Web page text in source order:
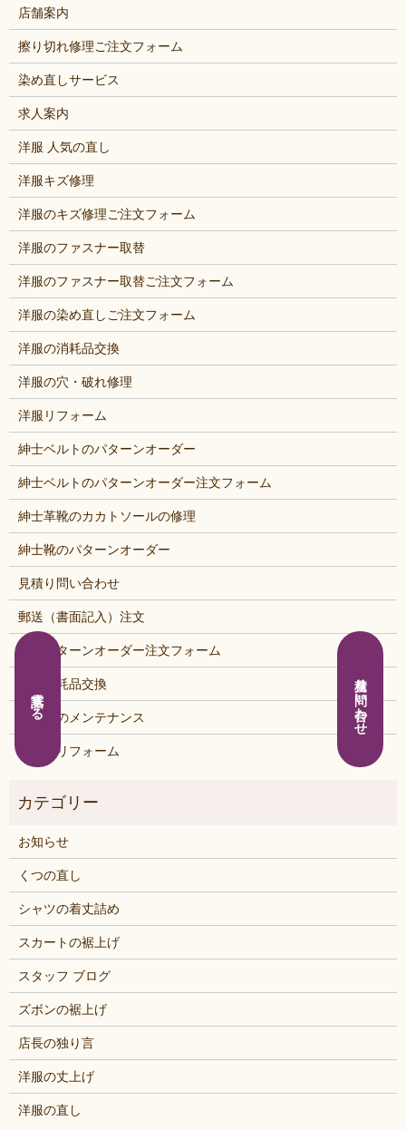
店舗案内
擦り切れ修理ご注文フォーム
染め直しサービス
求人案内
洋服 人気の直し
洋服キズ修理
洋服のキズ修理ご注文フォーム
洋服のファスナー取替
洋服のファスナー取替ご注文フォーム
洋服の染め直しご注文フォーム
洋服の消耗品交換
洋服の穴・破れ修理
洋服リフォーム
紳士ベルトのパターンオーダー
紳士ベルトのパターンオーダー注文フォーム
紳士革靴のカカトソールの修理
紳士靴のパターンオーダー
見積り問い合わせ
郵送（書面記入）注文
靴のパターンオーダー注文フォーム
靴の消耗品交換
鞄・靴のメンテナンス
鞄・靴リフォーム
お知らせ
くつの直し
シャツの着丈詰め
スカートの裾上げ
スタッフ ブログ
ズボンの裾上げ
店長の独り言
洋服の丈上げ
洋服の直し
電話する 見積り問い合わせ